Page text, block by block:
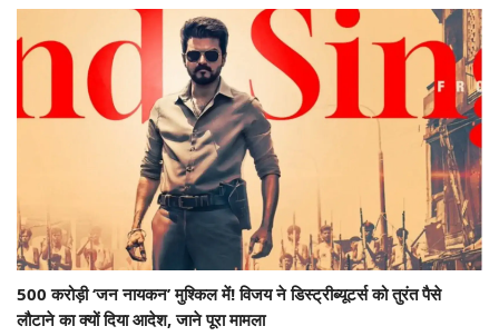
500 करोड़ी ‘जन नायकन’ मुश्किल में! विजय ने डिस्ट्रीब्यूटर्स को तुरंत पैसे
लौटाने का क्यों दिया आदेश, जाने पूरा मामला